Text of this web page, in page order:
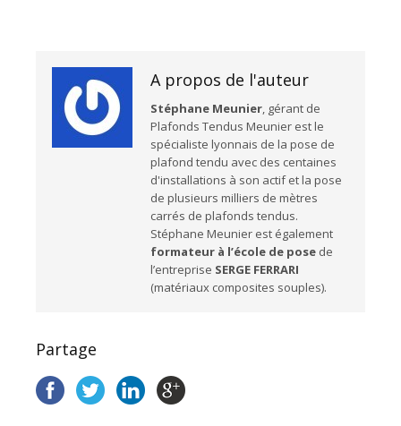
A propos de l'auteur
Stéphane Meunier, gérant de
Plafonds Tendus Meunier est le
spécialiste lyonnais de la pose de
plafond tendu avec des centaines
d'installations à son actif et la pose
de plusieurs milliers de mètres
carrés de plafonds tendus.
Stéphane Meunier est également
formateur à l’école de pose de
l’entreprise SERGE FERRARI
(matériaux composites souples).
Partage